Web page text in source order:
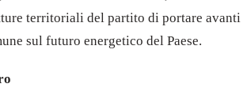
territoriali del partito di portare avanti
sul futuro energetico del Paese.